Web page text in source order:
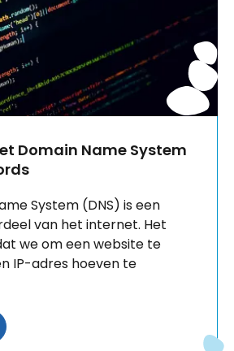
Domain Name System
System (DNS) is een
van het internet. Het
we om een website te
IP-adres hoeven te